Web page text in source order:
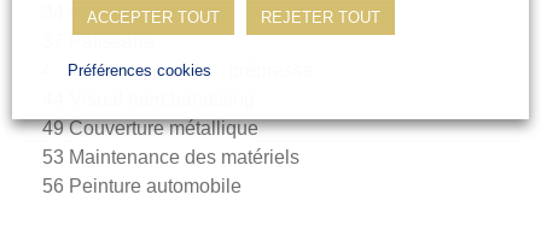
34 Cuisine
37 Pâtisserie
40 Arts graphiques et prépresse
49 Couverture métallique
53 Maintenance des matériels
56 Peinture automobile
ACCEPTER TOUT REJETER TOUT
Préférences cookies